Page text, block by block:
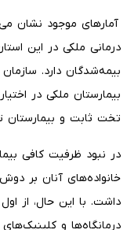
آمارهای موجود نشان
درمانی ملکی در این
بیمه‌شدگان دارد.
تخت ثابت و بیمارستان
در نبود ظرفیت کافی
خانواده‌های آنان بر دوش
درمانگاه‌ها و